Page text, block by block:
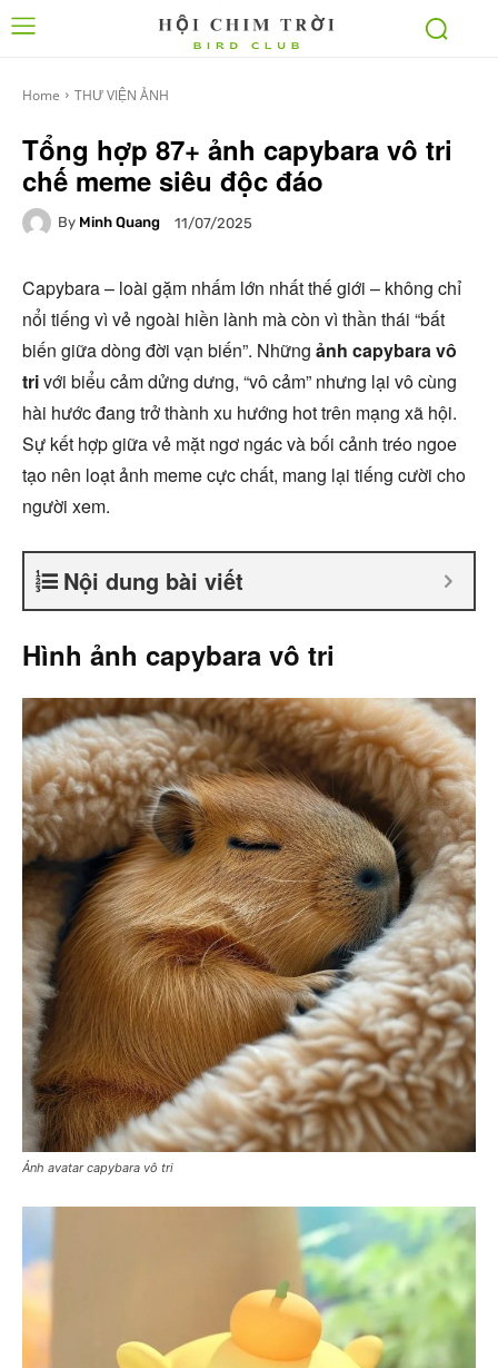
Home THƯ VIỆN ẢNH
Tổng hợp 87+ ảnh capybara vô tri
chế meme siêu độc đáo
By Minh Quang 11/07/2025
Capybara – loài gặm nhấm lớn nhất thế giới – không chỉ
nổi tiếng vì vẻ ngoài hiền lành mà còn vì thần thái “bất
biến giữa dòng đời vạn biến”. Những ảnh capybara vô
trivới biểu cảm dửng dưng, “vô cảm” nhưng lại vô cùng
hài hước đang trở thành xu hướng hot trên mạng xã hội.
Sự kết hợp giữa vẻ mặt ngơ ngác và bối cảnh tréo ngoe
tạo nên loạt ảnh meme cực chất, mang lại tiếng cười cho
người xem.
Nội dung bài viết
Hình ảnh capybara vô tri
Ảnh avatar capybara vô tri